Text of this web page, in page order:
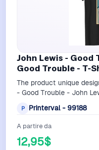
John Lewis - Good
Good Trouble - T-
The product unique
- Good Trouble - John
P Printerval - 99188
A partire da
12,95$